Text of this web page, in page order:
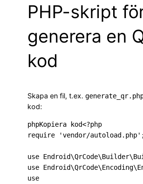
PHP-skript
generera en
kod
Skapa en fil, t.ex.
kod:
phpKopiera kod<?php
require 'vendor/
use
use
use